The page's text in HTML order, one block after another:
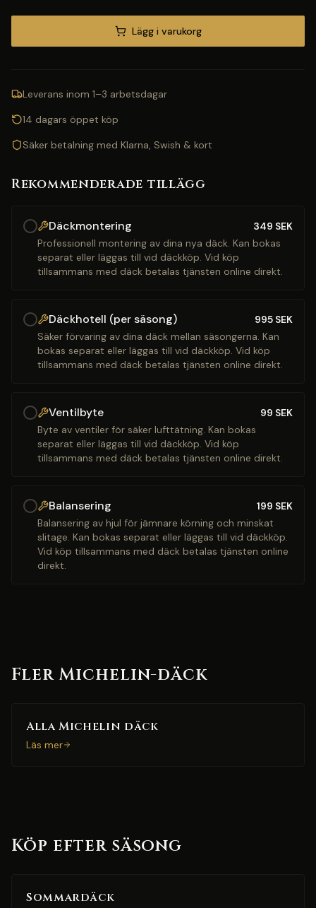
Lägg i varukorg
Leverans inom 1–3 arbetsdagar
14 dagars öppet köp
Säker betalning med Klarna, Swish & kort
Rekommenderade tillägg
Däckmontering 349 SEK
Professionell montering av dina nya däck. Kan bokas
separat eller läggas till vid däckköp. Vid köp
tillsammans med däck betalas tjänsten online direkt.
Däckhotell (per säsong) 995 SEK
Säker förvaring av dina däck mellan säsongerna. Kan
bokas separat eller läggas till vid däckköp. Vid köp
tillsammans med däck betalas tjänsten online direkt.
Ventilbyte 99 SEK
Byte av ventiler för säker lufttätning. Kan bokas
separat eller läggas till vid däckköp. Vid köp
tillsammans med däck betalas tjänsten online direkt.
Balansering 199 SEK
Balansering av hjul för jämnare körning och minskat
slitage. Kan bokas separat eller läggas till vid däckköp.
Vid köp tillsammans med däck betalas tjänsten online
direkt.
Fler Michelin-däck
Alla Michelin däck
Läs mer
Köp efter säsong
Sommardäck